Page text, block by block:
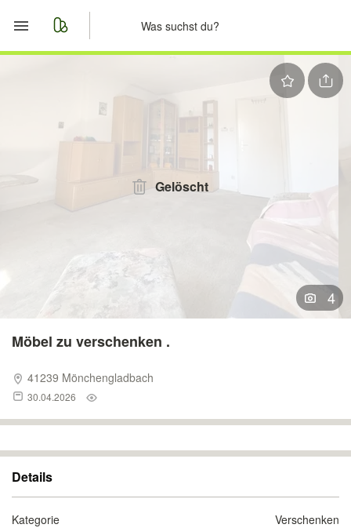
Merkliste
Nachrichten
Anzeige aufgebenGelöscht
4
Möbel zu verschenken .
41239 Mönchengladbach
30.04.2026
Details
Kategorie Verschenken